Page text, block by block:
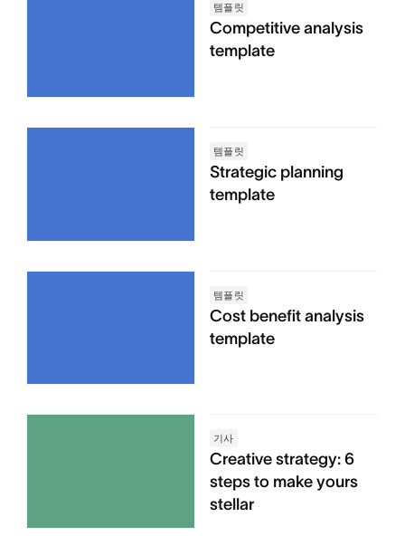
템플릿
Competitive analysis
template
템플릿
Strategic planning
template
템플릿
Cost benefit analysis
template
기사
Creative strategy: 6
steps to make yours
stellar